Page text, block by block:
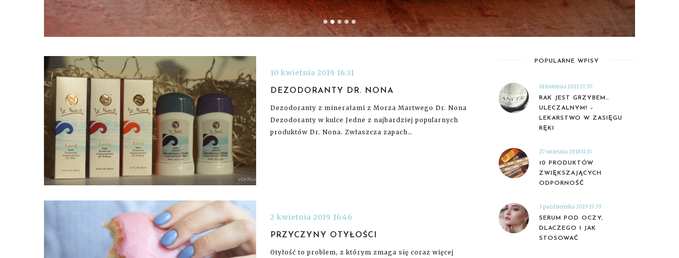
10 kwietnia 2019 16:31
DEZODORANTY DR. NONA
Dezodoranty z minerałami z Morza Martwego Dr. Nona
Dezodoranty w kulce Jedne z najbardziej popularnych
produktów Dr. Nona. Zwłaszcza zapach…
2 kwietnia 2019 16:46
PRZYCZYNY OTYŁOŚCI
Otyłość to problem, z którym zmaga się coraz więcej
POPULARNE WPISY
18 kwietnia 2012 13:30
RAK JEST GRZYBEM…
ULECZALNYM! –
LEKARSTWO W ZASIĘGU
RĘKI
27 września 2018 11:15
10 PRODUKTÓW
ZWIĘKSZAJĄCYCH
ODPORNOŚĆ
3 października 2019 15:39
SERUM POD OCZY,
DLACZEGO I JAK
STOSOWAĆ